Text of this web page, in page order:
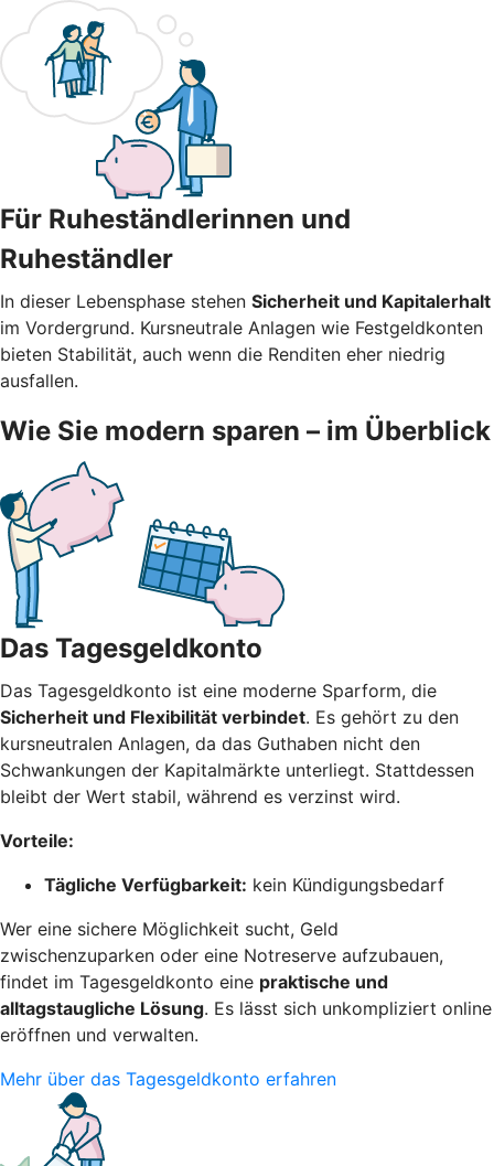
Für Ruheständlerinnen und
Ruheständler
In dieser Lebensphase stehen Sicherheit und Kapitalerhalt
im Vordergrund. Kursneutrale Anlagen wie Festgeldkonten
bieten Stabilität, auch wenn die Renditen eher niedrig
ausfallen.
Wie Sie modern sparen – im Überblick
Das Tagesgeldkonto
Das Tagesgeldkonto ist eine moderne Sparform, die
Sicherheit und Flexibilität verbindet. Es gehört zu den
kursneutralen Anlagen, da das Guthaben nicht den
Schwankungen der Kapitalmärkte unterliegt. Stattdessen
bleibt der Wert stabil, während es verzinst wird.
Vorteile:
Tägliche Verfügbarkeit: kein Kündigungsbedarf
Wer eine sichere Möglichkeit sucht, Geld
zwischenzuparken oder eine Notreserve aufzubauen,
findet im Tagesgeldkonto eine praktische und
alltagstaugliche Lösung. Es lässt sich unkompliziert online
eröffnen und verwalten.
Mehr über das Tagesgeldkonto erfahren